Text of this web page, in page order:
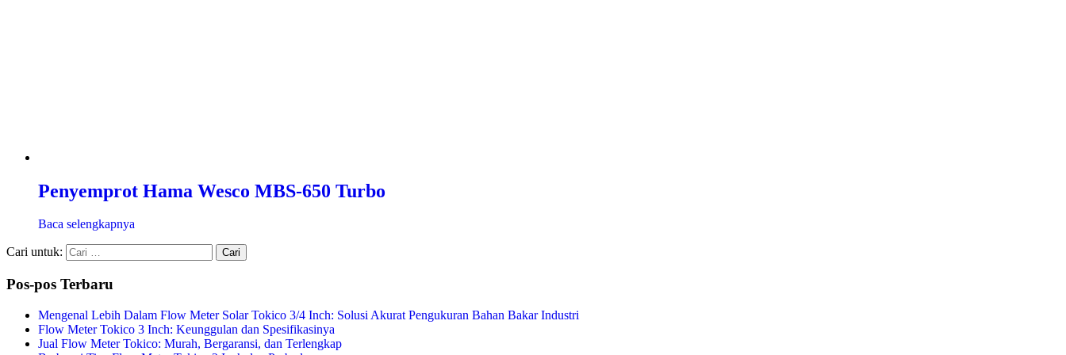
Penyemprot Hama Wesco MBS-650 Turbo
Baca selengkapnya
Cari untuk:
Pos-pos Terbaru
Mengenal Lebih Dalam Flow Meter Solar Tokico 3/4 Inch: Solusi Akurat Pengukuran Bahan Bakar Industri
Flow Meter Tokico 3 Inch: Keunggulan dan Spesifikasinya
Jual Flow Meter Tokico: Murah, Bergaransi, dan Terlengkap